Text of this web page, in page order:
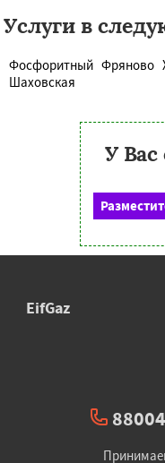
Услуги в
Фосфоритный Фряново
Шаховская
У Вас
EifGaz